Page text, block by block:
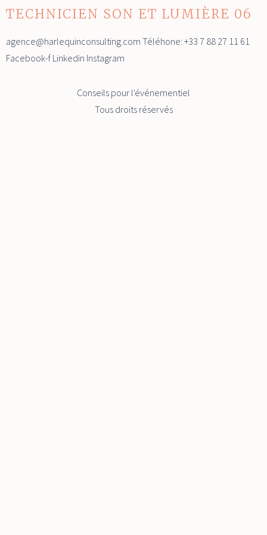
TECHNICIEN SON ET LUMIÈRE 06
agence@harlequinconsulting.com Téléhone: +33 7 88 27 11 61
Facebook-f Linkedin Instagram
Conseils pour l'événementiel
Tous droits réservés